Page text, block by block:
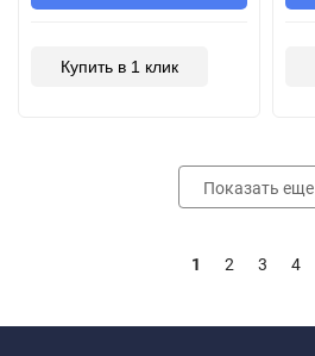
Купить в 1 клик
Показать еще
1 2 3 4